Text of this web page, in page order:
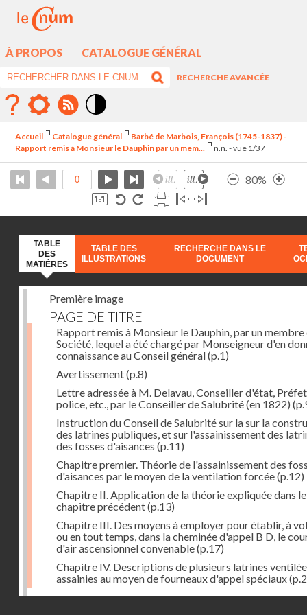
À PROPOS CATALOGUE GÉNÉRAL
RECHERCHE AVANCÉE
élévé
Accueil Catalogue général
Barbé de Marbois, François (1745-1837) -
Rapport remis à Monsieur le Dauphin par un mem...
n.n. - vue 1/37
80%
TABLE
DES
MATIÈRES
TABLE DES
ILLUSTRATIONS
RECHERCHE DANS LE
DOCUMENT
Première image
PAGE DE TITRE
Rapport remis à Monsieur le Dauphin, par un membre
Société, lequel a été chargé par Monseigneur d'en
connaissance au Conseil général(p.1)
Avertissement(p.8)
Lettre adressée à M. Delavau, Conseiller d'état,
police, etc., par le Conseiller de Salubrité (en 1822)
Instruction du Conseil de Salubrité sur la sur la
des latrines publiques, et sur l'assainissement des
des fosses d'aisances (p.11)
Chapitre premier. Théorie de l'assainissement des
d'aisances par le moyen de la ventilation forcée(p.12)
Chapitre II. Application de la théorie expliquée dans le
chapitre précédent(p.13)
Chapitre III. Des moyens à employer pour établir, à
ou en tout temps, dans la cheminée d'appel B D, le
d'air ascensionnel convenable(p.17)
Chapitre IV. Descriptions de plusieurs latrines
assainies au moyen de fourneaux d'appel spéciaux
Dernière image